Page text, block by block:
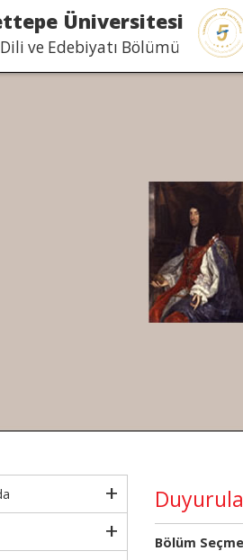
Üniversitesi
ve Edebiyatı Bölümü
Bölüm